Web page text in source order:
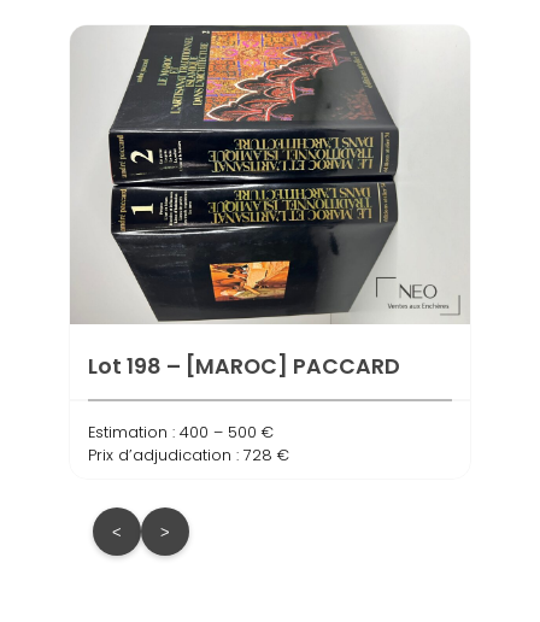
Lot 198 – [MAROC] PACCARD
Estimation : 400 – 500 €
Prix d’adjudication : 728 €
< >